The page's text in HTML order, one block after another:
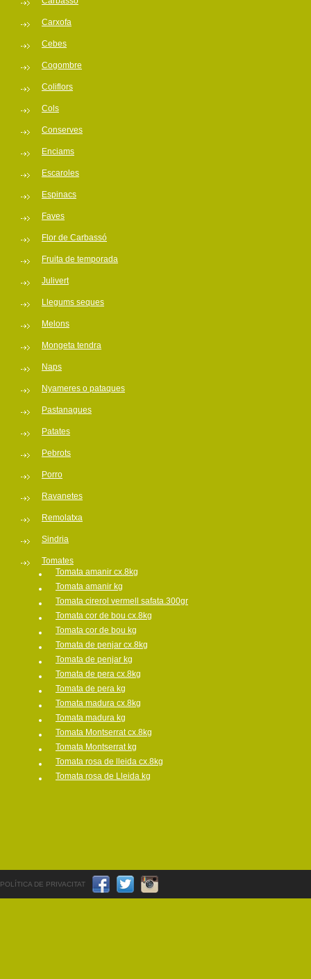
Carxofa
Cebes
Cogombre
Coliflors
Cols
Conserves
Enciams
Escaroles
Espinacs
Faves
Flor de Carbassó
Fruita de temporada
Julivert
Llegums seques
Melons
Mongeta tendra
Naps
Nyameres o pataques
Pastanagues
Patates
Pebrots
Porro
Ravanetes
Remolatxa
Sindria
Tomates
Tomata amanir cx.8kg
Tomata amanir kg
Tomata cirerol vermell safata.300gr
Tomata cor de bou cx.8kg
Tomata cor de bou kg
Tomata de penjar cx.8kg
Tomata de penjar kg
Tomata de pera cx.8kg
Tomata de pera kg
Tomata madura cx.8kg
Tomata madura kg
Tomata Montserrat cx.8kg
Tomata Montserrat kg
Tomata rosa de lleida cx.8kg
Tomata rosa de Lleida kg
POLÍTICA DE PRIVACITAT